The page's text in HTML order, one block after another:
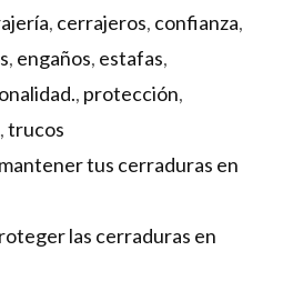
, cerrajeros, confianza,
, engaños, estafas,
, protección,
,trucos
tus cerraduras en
las cerraduras en